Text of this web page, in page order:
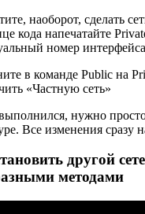
наоборот, сделать
кода напечатайте
номер
в команде Public на
«Частную сеть»
нужно
Все изменения сразу
другой
методами